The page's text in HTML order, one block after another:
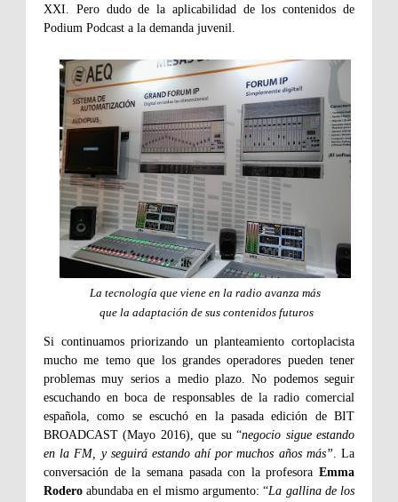
XXI. Pero dudo de la aplicabilidad de los contenidos de
Podium Podcast a la demanda juvenil.
La tecnología que viene en la radio avanza más
que la adaptación de sus contenidos futuros
Si continuamos priorizando un planteamiento cortoplacista
mucho me temo que los grandes operadores pueden tener
problemas muy serios a medio plazo. No podemos seguir
escuchando en boca de responsables de la radio comercial
española, como se escuchó en la pasada edición de BIT
BROADCAST (Mayo 2016), que su “negocio sigue estando
en la FM, y seguirá estando ahí por muchos años más”. La
conversación de la semana pasada con la profesora Emma
Rodero abundaba en el mismo argumento: “La gallina de los